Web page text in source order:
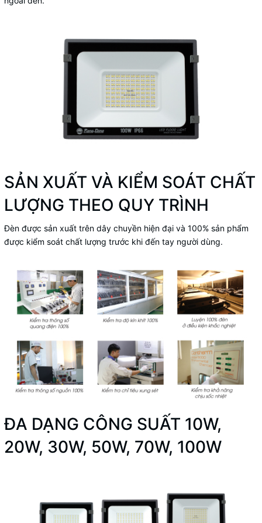
SẢN XUẤT VÀ KIỂM SOÁT CHẤT
LƯỢNG THEO QUY TRÌNH
Đèn được sản xuất trên dây chuyền hiện đại và 100% sản phẩm
được kiểm soát chất lượng trước khi đến tay người dùng.
ĐA DẠNG CÔNG SUẤT 10W,
20W, 30W, 50W, 70W, 100W